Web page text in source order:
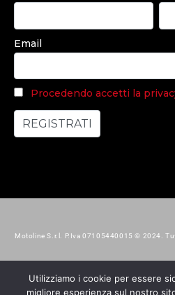
Email
Procedendo accetti la
Motoline S.r.l. P.Iva 07105440015 © 2024.
Utilizziamo i cookie per essere
migliore esperienza sul nostro